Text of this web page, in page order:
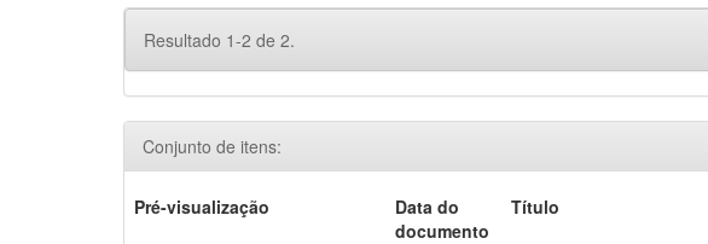
Resultado 1-2 de 2.
Conjunto de itens:
Pré-visualização
Data do
documento
Título